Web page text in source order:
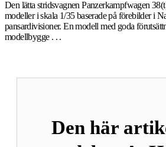
Den lätta stridsvagnen Panzerkampfwagen
modeller i skala 1/35 baserade på förebilder i
pansardivisioner. En modell med goda
modellbygge . . .
Den här